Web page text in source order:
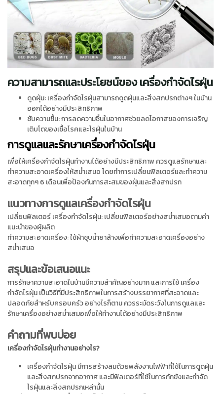
ความสามารถและประโยชน์ของ เครื่องกำจัดไรฝุ่น
ดูดฝุ่น: เครื่องกำจัดไรฝุ่นสามารถดูดฝุ่นและสิ่งสกปรกต่างๆ ในบ้าน
ออกได้อย่างมีประสิทธิภาพ
ซับความชื้น: การลดความชื้นในอากาศช่วยลดโอกาสของการเจริญ
เติบโตของเชื้อโรคและไรฝุ่นในบ้าน
การดูแลและรักษาเครื่องกำจัดไรฝุ่น
เพื่อให้เครื่องกำจัดไรฝุ่นทำงานได้อย่างมีประสิทธิภาพ ควรดูแลรักษาและ
ทำความสะอาดเครื่องให้สม่ำเสมอ โดยทำการเปลี่ยนฟิลเตอร์และทำความ
สะอาดทุกๆ 6 เดือนเพื่อป้องกันการสะสมของฝุ่นและสิ่งสกปรก
แนวทางการดูแลเครื่องกำจัดไรฝุ่น
เปลี่ยนฟิลเตอร์ เครื่องกำจัดไรฝุ่น: เปลี่ยนฟิลเตอร์อย่างสม่ำเสมอตามคำ
แนะนำของผู้ผลิต
ทำความสะอาดเครื่อง: ใช้ผ้าชุบน้ำยาล้างเพื่อทำความสะอาดเครื่องอย่าง
สม่ำเสมอ
สรุปและข้อเสนอแนะ
การรักษาความสะอาดในบ้านมีความสำคัญอย่างมาก และการใช้ เครื่อง
กำจัดไรฝุ่น เป็นวิธีที่มีประสิทธิภาพในการสร้างบรรยากาศที่สะอาดและ
ปลอดภัยสำหรับครอบครัว อย่างไรก็ตาม ควรระมัดระวังในการดูแลและ
รักษาเครื่องอย่างสม่ำเสมอเพื่อให้ทำงานได้อย่างมีประสิทธิภาพ
คำถามที่พบบ่อย
เครื่องกำจัดไรฝุ่นทำงานอย่างไร?
เครื่องกำจัดไรฝุ่น มีการสร้างลมด้วยพลังงานไฟฟ้าที่ใช้ในการดูดฝุ่น
และสิ่งสกปรกจากอากาศ และมีฟิลเตอร์ที่ใช้ในการกักขังและกำจัด
ไรฝุ่นและสิ่งสกปรกเหล่านั้น